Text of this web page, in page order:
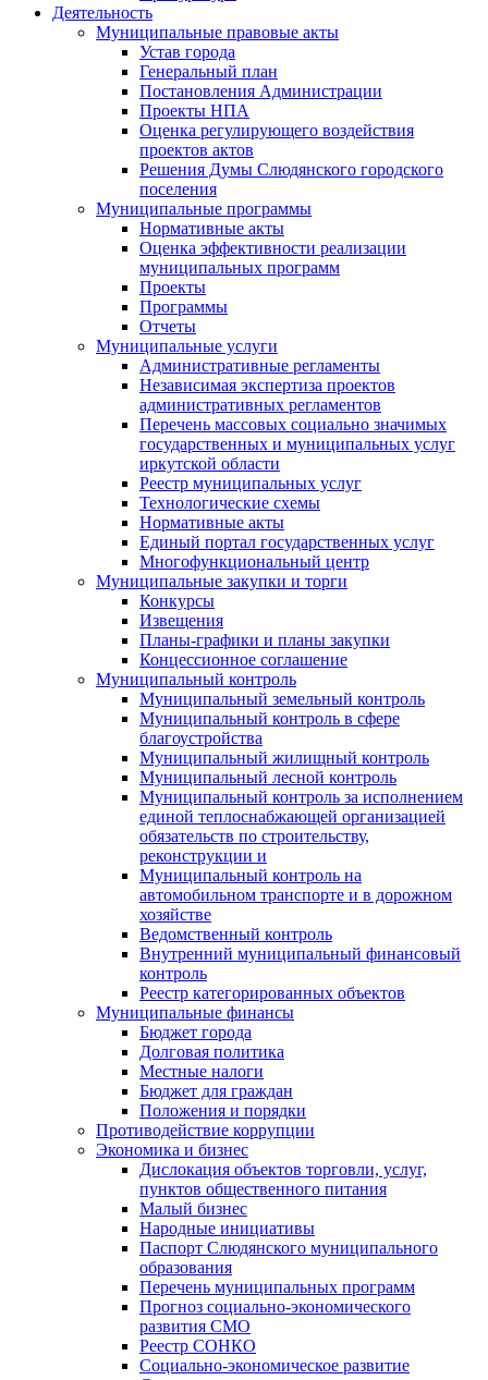
Деятельность
Муниципальные правовые акты
Устав города
Генеральный план
Постановления Администрации
Проекты НПА
Оценка регулирующего воздействия
проектов актов
Решения Думы Слюдянского городского
поселения
Муниципальные программы
Нормативные акты
Оценка эффективности реализации
муниципальных программ
Проекты
Программы
Отчеты
Муниципальные услуги
Административные регламенты
Независимая экспертиза проектов
административных регламентов
Перечень массовых социально значимых
государственных и муниципальных услуг
иркутской области
Реестр муниципальных услуг
Технологические схемы
Нормативные акты
Единый портал государственных услуг
Многофункциональный центр
Муниципальные закупки и торги
Конкурсы
Извещения
Планы-графики и планы закупки
Концессионное соглашение
Муниципальный контроль
Муниципальный земельный контроль
Муниципальный контроль в сфере
благоустройства
Муниципальный жилищный контроль
Муниципальный лесной контроль
Муниципальный контроль за исполнением
единой теплоснабжающей организацией
обязательств по строительству,
реконструкции и
Муниципальный контроль на
автомобильном транспорте и в дорожном
хозяйстве
Ведомственный контроль
Внутренний муниципальный финансовый
контроль
Реестр категорированных объектов
Муниципальные финансы
Бюджет города
Долговая политика
Местные налоги
Бюджет для граждан
Положения и порядки
Противодействие коррупции
Экономика и бизнес
Дислокация объектов торговли, услуг,
пунктов общественного питания
Малый бизнес
Народные инициативы
Паспорт Слюдянского муниципального
образования
Перечень муниципальных программ
Прогноз социально-экономического
развития СМО
Реестр СОНКО
Социально-экономическое развитие